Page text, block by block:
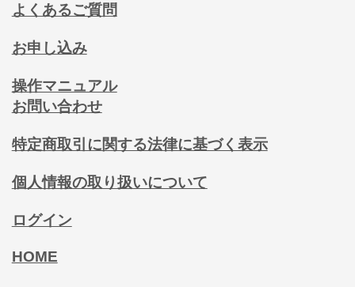
よくあるご質問
お申し込み
操作マニュアル
お問い合わせ
特定商取引に関する法律に基づく表示
個人情報の取り扱いについて
ログイン
HOME